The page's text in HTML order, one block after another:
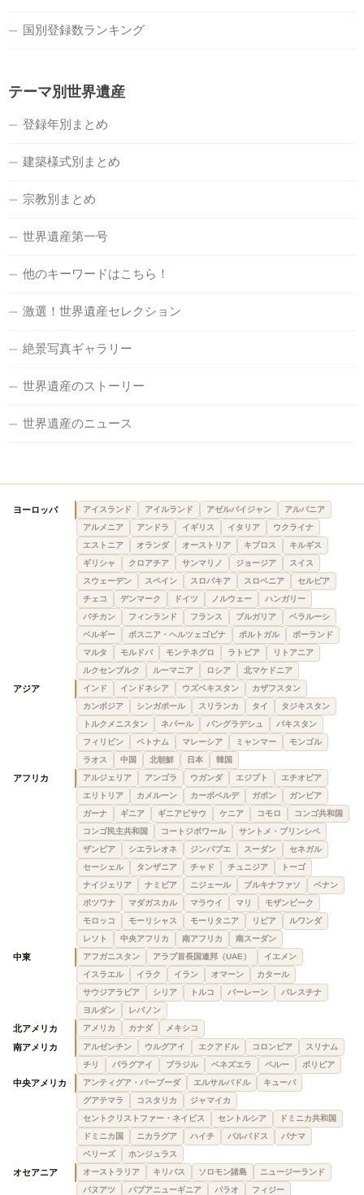
国別登録数ランキング
テーマ別世界遺産
登録年別まとめ
建築様式別まとめ
宗教別まとめ
世界遺産第一号
他のキーワードはこちら！
激選！世界遺産セレクション
絶景写真ギャラリー
世界遺産のストーリー
世界遺産のニュース
ヨーロッパ アイスランド アイルランド アゼルバイジャン
アルバニア
アルメニア
アンドラ イギリス イタリア
ウクライナ
エストニア
オランダ オーストリア キプロス
キルギス
ギリシャ
クロアチア サンマリノ ジョージア
スイス
スウェーデン
スペイン スロバキア スロベニア
セルビア
チェコ
デンマーク ドイツ ノルウェー
ハンガリー
バチカン
フィンランド フランス ブルガリア
ベラルーシ
ベルギー
ボスニア・ヘルツェゴビナ ポルトガル
ポーランド
マルタ
モルドバ モンテネグロ ラトビア
リトアニア
ルクセンブルク
ルーマニア ロシア 北マケドニア
アジア インド インドネシア ウズベキスタン
カザフスタン
カンボジア
シンガポール スリランカ タイ
タジキスタン
トルクメニスタン
ネパール バングラデシュ
パキスタン
フィリピン
ベトナム マレーシア ミャンマー
モンゴル
ラオス
中国 北朝鮮 日本 韓国
アフリカ アルジェリア アンゴラ ウガンダ エジプト
エチオピア
エリトリア
カメルーン カーボベルデ ガボン
ガンビア
ガーナ
ギニア ギニアビサウ ケニア コモロ
コンゴ共和国
コンゴ民主共和国
コートジボワール
サントメ・プリンシペ
ザンビア
シエラレオネ ジンバブエ スーダン
セネガル
セーシェル
タンザニア チャド チュニジア
トーゴ
ナイジェリア
ナミビア ニジェール ブルキナファソ
ベナン
ボツワナ
マダガスカル マラウイ マリ
モザンビーク
モロッコ
モーリシャス モーリタニア リビア
ルワンダ
レソト
中央アフリカ 南アフリカ 南スーダン
中東 アフガニスタン アラブ首長国連邦（UAE）
イエメン
イスラエル
イラク イラン オマーン
カタール
サウジアラビア
シリア トルコ バーレーン
パレスチナ
ヨルダン
レバノン
北アメリカ アメリカ カナダ メキシコ
南アメリカ アルゼンチン ウルグアイ エクアドル コロンビア
スリナム
チリ
パラグアイ ブラジル ベネズエラ ペルー ボリビア
中央アメリカ アンティグア・バーブーダ エルサルバドル
キューバ
グアテマラ
コスタリカ
ジャマイカ
セントクリストファー・ネイビス
セントルシア
ドミニカ共和国
ドミニカ国
ニカラグア ハイチ バルバドス
パナマ
ベリーズ
ホンジュラス
オセアニア オーストラリア キリバス ソロモン諸島
ニュージーランド
バヌアツ
パプアニューギニア パラオ フィジー